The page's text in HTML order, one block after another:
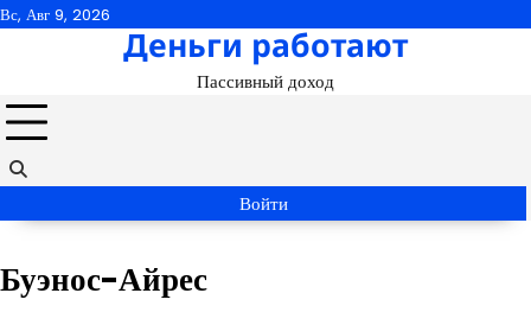
Перейти
Вс, Авг 9, 2026
Деньги работают
Пассивный доход
Войти
Буэнос-Айрес